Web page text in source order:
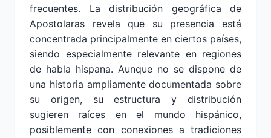
frecuentes. La distribución geográfica de
Apostolaras revela que su presencia está
concentrada principalmente en ciertos países,
siendo especialmente relevante en regiones
de habla hispana. Aunque no se dispone de
una historia ampliamente documentada sobre
su origen, su estructura y distribución
sugieren raíces en el mundo hispánico,
posiblemente con conexiones a tradiciones